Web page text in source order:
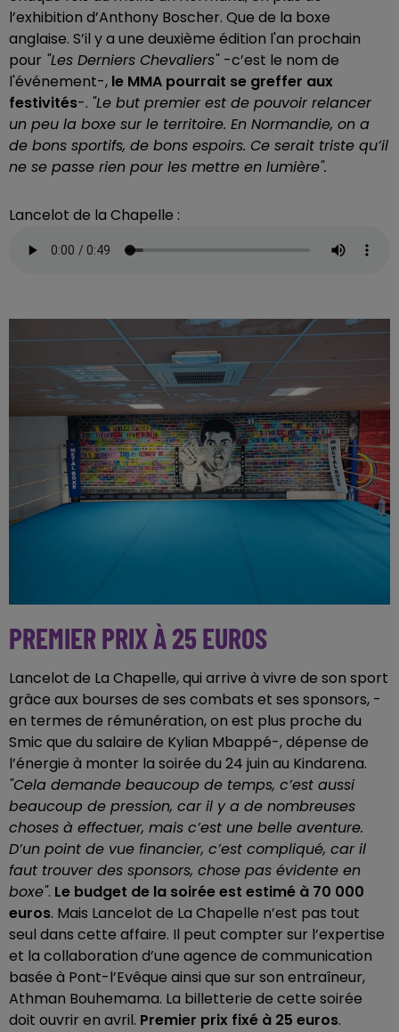
l’exhibition d’Anthony Boscher. Que de la boxe
anglaise. S’il y a une deuxième édition l'an prochain
pour "Les Derniers Chevaliers" -c’est le nom de
l'événement-, le MMA pourrait se greffer aux
festivités-. "Le but premier est de pouvoir relancer
un peu la boxe sur le territoire. En Normandie, on a
de bons sportifs, de bons espoirs. Ce serait triste qu’il
ne se passe rien pour les mettre en lumière".
Lancelot de la Chapelle :
PREMIER PRIX À 25 EUROS
Lancelot de La Chapelle, qui arrive à vivre de son sport
grâce aux bourses de ses combats et ses sponsors, -
en termes de rémunération, on est plus proche du
Smic que du salaire de Kylian Mbappé-, dépense de
l’énergie à monter la soirée du 24 juin au Kindarena.
"Cela demande beaucoup de temps, c’est aussi
beaucoup de pression, car il y a de nombreuses
choses à effectuer, mais c’est une belle aventure.
D’un point de vue financier, c’est compliqué, car il
faut trouver des sponsors, chose pas évidente en
boxe". Le budget de la soirée est estimé à 70 000
euros. Mais Lancelot de La Chapelle n’est pas tout
seul dans cette affaire. Il peut compter sur l’expertise
et la collaboration d’une agence de communication
basée à Pont-l’Evêque ainsi que sur son entraîneur,
Athman Bouhemama. La billetterie de cette soirée
doit ouvrir en avril. Premier prix fixé à 25 euros.